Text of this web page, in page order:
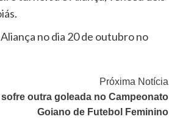
no dia 20 de outubro no
Próxima Notícia
sofre outra goleada no Campeonato
Goiano de Futebol Feminino